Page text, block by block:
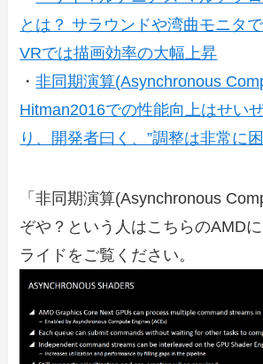
とは？ サラウンドや湾曲モニタ
VRでは描画効率の大幅上昇
・非同期演算(Asynchronous
Hitman2016での性能向上はせい
り、開発者曰く、”調整は非常に困
「非同期演算(Asynchronous
ぞや？という人はこちらのAMD
ライドをご覧ください。